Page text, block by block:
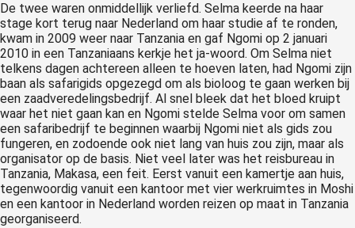
De twee waren onmiddellijk verliefd. Selma keerde na haar
stage kort terug naar Nederland om haar studie af te ronden,
kwam in 2009 weer naar Tanzania en gaf Ngomi op 2 januari
2010 in een Tanzaniaans kerkje het ja-woord. Om Selma niet
telkens dagen achtereen alleen te hoeven laten, had Ngomi zijn
baan als safarigids opgezegd om als bioloog te gaan werken bij
een zaadveredelingsbedrijf. Al snel bleek dat het bloed kruipt
waar het niet gaan kan en Ngomi stelde Selma voor om samen
een safaribedrijf te beginnen waarbij Ngomi niet als gids zou
fungeren, en zodoende ook niet lang van huis zou zijn, maar als
organisator op de basis. Niet veel later was het reisbureau in
Tanzania, Makasa, een feit. Eerst vanuit een kamertje aan huis,
tegenwoordig vanuit een kantoor met vier werkruimtes in Moshi
en een kantoor in Nederland worden reizen op maat in Tanzania
georganiseerd.